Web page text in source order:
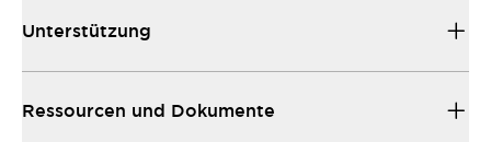
Unterstützung
Ressourcen und Dokumente